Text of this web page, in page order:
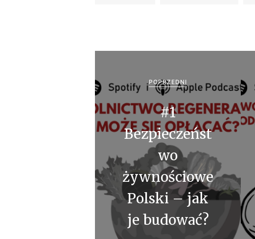
a
w
i
c
POPRZEDNI
#1
Bezpieczeńst
wo
żywnościowe
Polski – jak
je budować?